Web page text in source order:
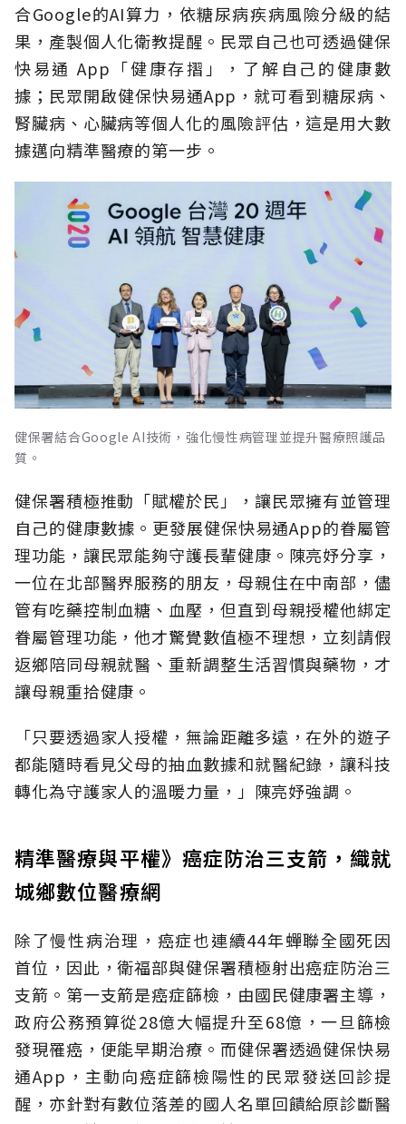
合Google的AI算力，依糖尿病疾病風險分級的結
果，產製個人化衛教提醒。民眾自己也可透過健保
快易通 App「健康存摺」，了解自己的健康數
據；民眾開啟健保快易通App，就可看到糖尿病、
腎臟病、心臟病等個人化的風險評估，這是用大數
據邁向精準醫療的第一步。
健保署結合Google AI技術，強化慢性病管理並提升醫療照護品
質。
健保署積極推動「賦權於民」，讓民眾擁有並管理
自己的健康數據。更發展健保快易通App的眷屬管
理功能，讓民眾能夠守護長輩健康。陳亮妤分享，
一位在北部醫界服務的朋友，母親住在中南部，儘
管有吃藥控制血糖、血壓，但直到母親授權他綁定
眷屬管理功能，他才驚覺數值極不理想，立刻請假
返鄉陪同母親就醫、重新調整生活習慣與藥物，才
讓母親重拾健康。
「只要透過家人授權，無論距離多遠，在外的遊子
都能隨時看見父母的抽血數據和就醫紀錄，讓科技
轉化為守護家人的溫暖力量，」陳亮妤強調。
精準醫療與平權》癌症防治三支箭，織就
城鄉數位醫療網
除了慢性病治理，癌症也連續44年蟬聯全國死因
首位，因此，衛福部與健保署積極射出癌症防治三
支箭。第一支箭是癌症篩檢，由國民健康署主導，
政府公務預算從28億大幅提升至68億，一旦篩檢
發現罹癌，便能早期治療。而健保署透過健保快易
通App，主動向癌症篩檢陽性的民眾發送回診提
醒，亦針對有數位落差的國人名單回饋給原診斷醫